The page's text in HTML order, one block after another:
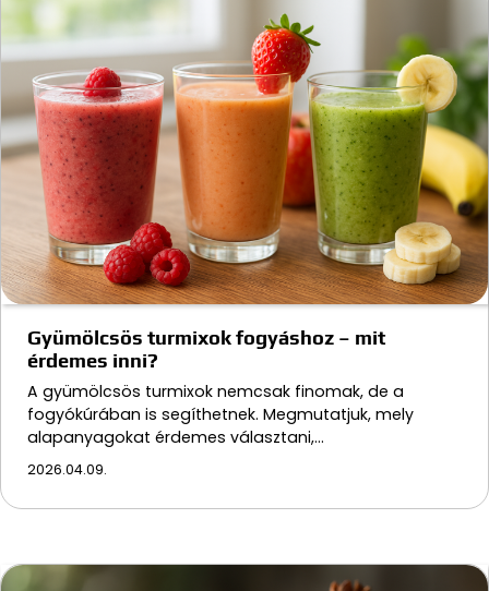
Gyümölcsös turmixok fogyáshoz – mit
érdemes inni?
A gyümölcsös turmixok nemcsak finomak, de a
fogyókúrában is segíthetnek. Megmutatjuk, mely
alapanyagokat érdemes választani,…
2026.04.09.